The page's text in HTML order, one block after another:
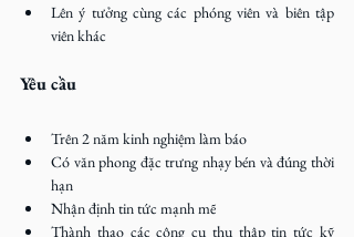
Lên ý tưởng cùng các phóng viên và biên tập
viên khác
Yêu cầu
Trên 2 năm kinh nghiệm làm báo
Có văn phong đặc trưng nhạy bén và đúng thời
hạn
Nhận định tin tức mạnh mẽ
Thành thạo các công cụ thu thập tin tức kỹ